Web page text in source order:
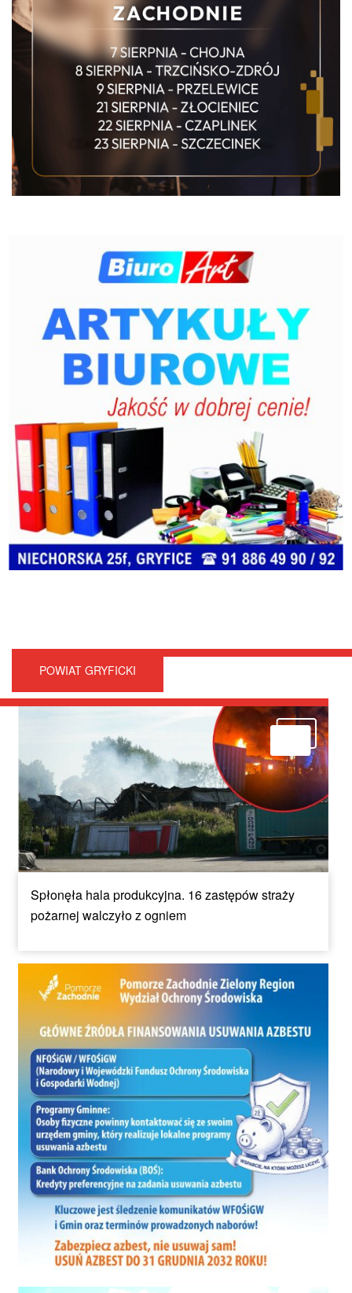
POWIAT GRYFICKI
Spłonęła hala produkcyjna. 16 zastępów straży
pożarnej walczyło z ogniem